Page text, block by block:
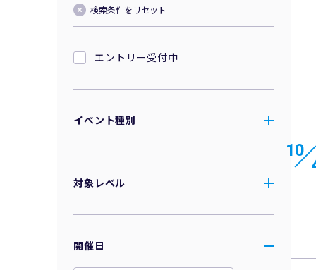
検索条件をリセット
エントリー受付中
イベント種別
対象レベル
開催日
10